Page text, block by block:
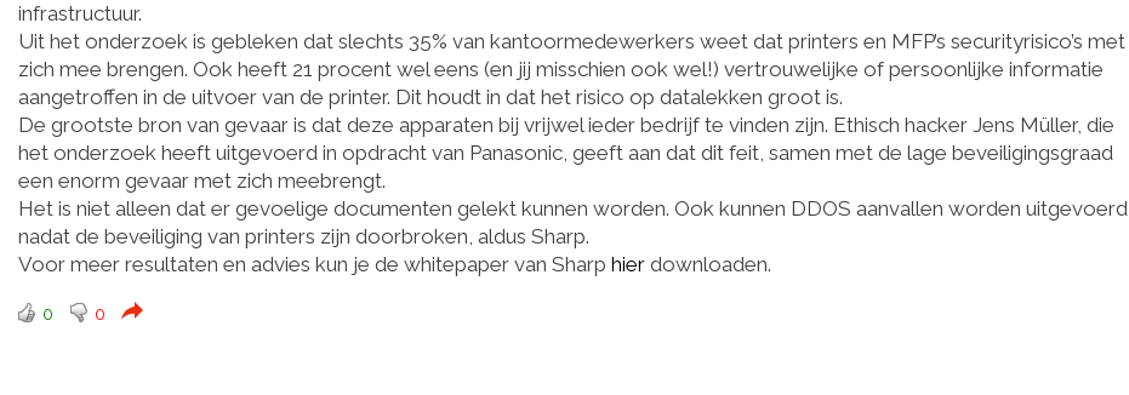
infrastructuur.
Uit het onderzoek is gebleken dat slechts 35% van kantoormedewerkers weet dat printers en MFP’s securityrisico’s met
zich mee brengen. Ook heeft 21 procent wel eens (en jij misschien ook wel!) vertrouwelijke of persoonlijke informatie
aangetroffen in de uitvoer van de printer. Dit houdt in dat het risico op datalekken groot is.
De grootste bron van gevaar is dat deze apparaten bij vrijwel ieder bedrijf te vinden zijn. Ethisch hacker Jens Müller, die
het onderzoek heeft uitgevoerd in opdracht van Panasonic, geeft aan dat dit feit, samen met de lage beveiligingsgraad
een enorm gevaar met zich meebrengt.
Het is niet alleen dat er gevoelige documenten gelekt kunnen worden. Ook kunnen DDOS aanvallen worden uitgevoerd
nadat de beveiliging van printers zijn doorbroken, aldus Sharp.
Voor meer resultaten en advies kun je de whitepaper van Sharp hier downloaden.
0 0